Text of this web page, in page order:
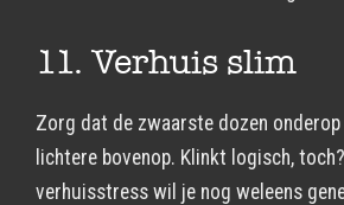
11. Verhuis slim
Zorg dat de zwaarste dozen onderop
lichtere bovenop. Klinkt logisch,
verhuisstress wil je nog weleens